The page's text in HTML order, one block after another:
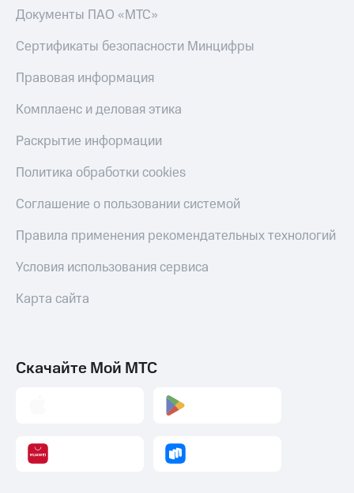
Документы ПАО «МТС»
Сертификаты безопасности Минцифры
Правовая информация
Комплаенс и деловая этика
Раскрытие информации
Политика обработки cookies
Соглашение о пользовании системой
Правила применения рекомендательных технологий
Условия использования сервиса
Карта сайта
Скачайте Мой МТС